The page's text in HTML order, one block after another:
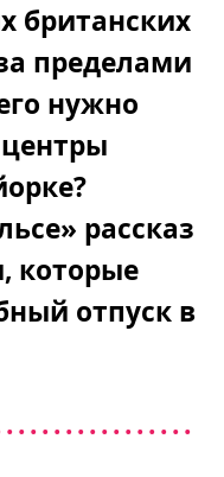
британских
пределами
нужно
рассказ
которые
отпуск в